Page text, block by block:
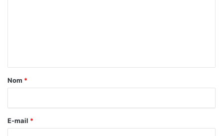
a
r
e
Nom *
E-mail *